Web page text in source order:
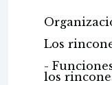
Los
-
los